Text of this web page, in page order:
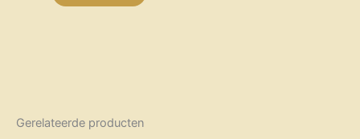
Gerelateerde producten